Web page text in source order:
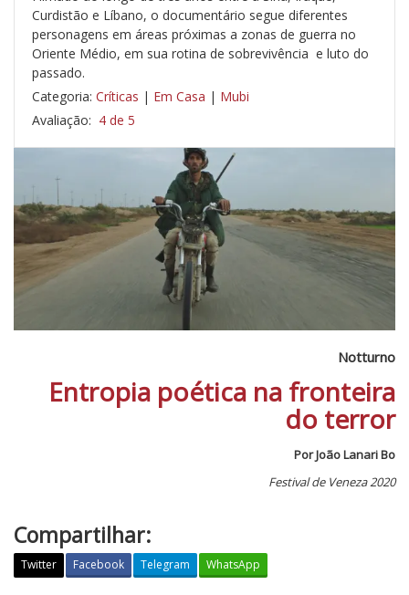
Curdistão e Líbano, o documentário segue diferentes
personagens em áreas próximas a zonas de guerra no
Oriente Médio, em sua rotina de sobrevivência e luto do
passado.
Categoria: Críticas | Em Casa | Mubi
Avaliação: 4 de 5
Notturno
Entropia poética na fronteira
do terror
Por João Lanari Bo
Festival de Veneza 2020
Compartilhar:
Twitter Facebook Telegram WhatsApp